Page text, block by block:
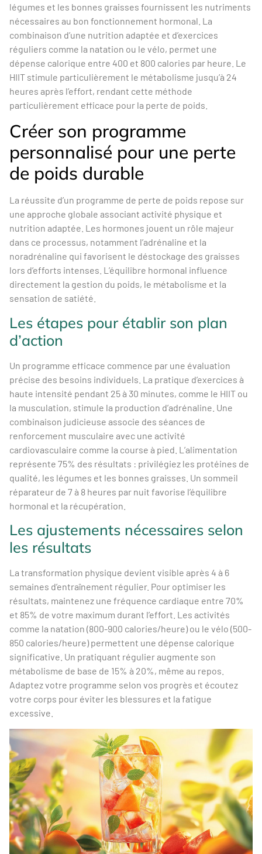
légumes et les bonnes graisses fournissent les nutriments
nécessaires au bon fonctionnement hormonal. La
combinaison d’une nutrition adaptée et d’exercices
réguliers comme la natation ou le vélo, permet une
dépense calorique entre 400 et 800 calories par heure. Le
HIIT stimule particulièrement le métabolisme jusqu’à 24
heures après l’effort, rendant cette méthode
particulièrement efficace pour la perte de poids.
Créer son programme
personnalisé pour une perte
de poids durable
La réussite d’un programme de perte de poids repose sur
une approche globale associant activité physique et
nutrition adaptée. Les hormones jouent un rôle majeur
dans ce processus, notamment l’adrénaline et la
noradrénaline qui favorisent le déstockage des graisses
lors d’efforts intenses. L’équilibre hormonal influence
directement la gestion du poids, le métabolisme et la
sensation de satiété.
Les étapes pour établir son plan
d’action
Un programme efficace commence par une évaluation
précise des besoins individuels. La pratique d’exercices à
haute intensité pendant 25 à 30 minutes, comme le HIIT ou
la musculation, stimule la production d’adrénaline. Une
combinaison judicieuse associe des séances de
renforcement musculaire avec une activité
cardiovasculaire comme la course à pied. L’alimentation
représente 75% des résultats : privilégiez les protéines de
qualité, les légumes et les bonnes graisses. Un sommeil
réparateur de 7 à 8 heures par nuit favorise l’équilibre
hormonal et la récupération.
Les ajustements nécessaires selon
les résultats
La transformation physique devient visible après 4 à 6
semaines d’entraînement régulier. Pour optimiser les
résultats, maintenez une fréquence cardiaque entre 70%
et 85% de votre maximum durant l’effort. Les activités
comme la natation (800-900 calories/heure) ou le vélo (500-
850 calories/heure) permettent une dépense calorique
significative. Un pratiquant régulier augmente son
métabolisme de base de 15% à 20%, même au repos.
Adaptez votre programme selon vos progrès et écoutez
votre corps pour éviter les blessures et la fatigue
excessive.